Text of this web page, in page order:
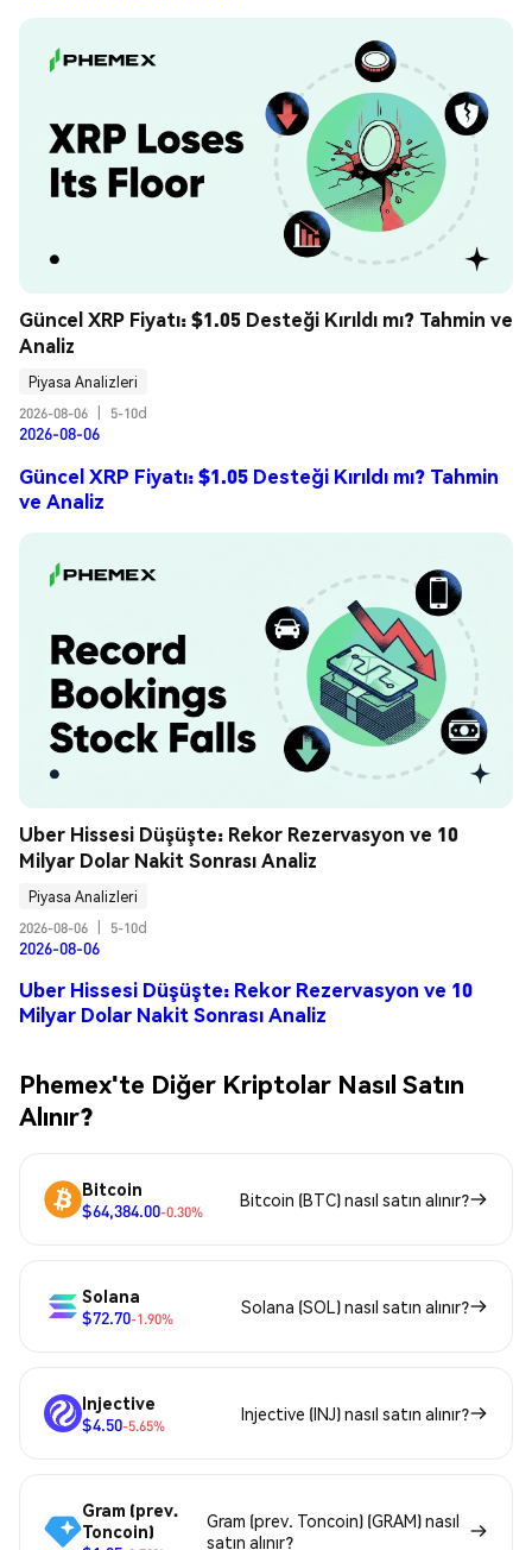
Güncel XRP Fiyatı: $1.05 Desteği Kırıldı mı? Tahmin ve
Analiz
Piyasa Analizleri
2026-08-06
5-10d
2026-08-06
Güncel XRP Fiyatı: $1.05 Desteği Kırıldı mı? Tahmin
ve Analiz
Uber Hissesi Düşüşte: Rekor Rezervasyon ve 10
Milyar Dolar Nakit Sonrası Analiz
Piyasa Analizleri
2026-08-06
5-10d
2026-08-06
Uber Hissesi Düşüşte: Rekor Rezervasyon ve 10
Milyar Dolar Nakit Sonrası Analiz
Phemex'te Diğer Kriptolar Nasıl Satın
Alınır?
Bitcoin
$64,384.00-0.30%
Bitcoin (BTC) nasıl satın alınır?
Solana
$72.70-1.90%
Solana (SOL) nasıl satın alınır?
Injective
$4.50-5.65%
Injective (INJ) nasıl satın alınır?
Gram (prev.
Toncoin)
Gram (prev. Toncoin) (GRAM) nasıl
satın alınır?